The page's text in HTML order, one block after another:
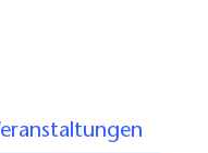
Veranstaltungen